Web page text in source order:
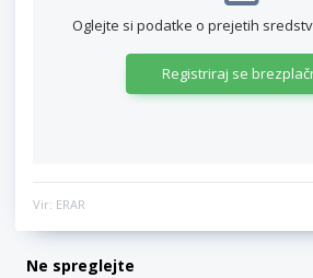
Oglejte si podatke o prejetih
Registriraj se
Vir: ERAR
Ne spreglejte